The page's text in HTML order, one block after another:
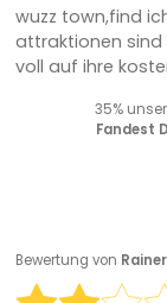
wuzz town,find
attraktionen sind
voll auf ihre
35%
Fandest
Bewertung von